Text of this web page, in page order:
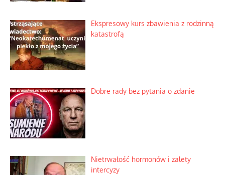
Ekspresowy kurs zbawienia z rodzinną
katastrofą
Dobre rady bez pytania o zdanie
Nietrwałość hormonów i zalety
intercyzy